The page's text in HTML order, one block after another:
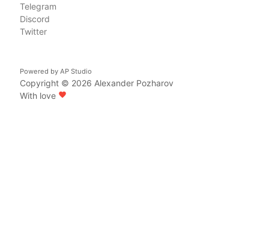
Telegram
Discord
Twitter
Powered by AP Studio
Copyright © 2026 Alexander Pozharov
With love favorite